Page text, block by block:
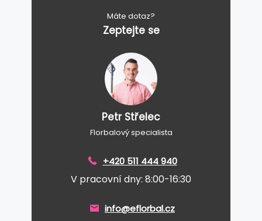
Máte dotaz?
Zeptejte se
Petr Střelec
Florbalový specialista
+420 511 444 940
V pracovní dny: 8:00-16:30
info@eflorbal.cz